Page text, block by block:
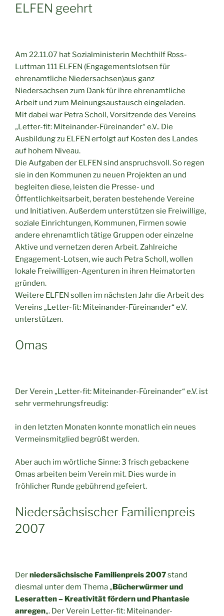
ELFEN geehrt
Am 22.11.07 hat Sozialministerin Mechthilf Ross-
Luttman 111 ELFEN (Engagementslotsen für
ehrenamtliche Niedersachsen)aus ganz
Niedersachsen zum Dank für ihre ehrenamtliche
Arbeit und zum Meinungsaustausch eingeladen.
Mit dabei war Petra Scholl, Vorsitzende des Vereins
„Letter-fit: Miteinander-Füreinander“ e.V.. Die
Ausbildung zu ELFEN erfolgt auf Kosten des Landes
auf hohem Niveau.
Die Aufgaben der ELFEN sind anspruchsvoll. So regen
sie in den Kommunen zu neuen Projekten an und
begleiten diese, leisten die Presse- und
Öffentlichkeitsarbeit, beraten bestehende Vereine
und Initiativen. Außerdem unterstützen sie Freiwillige,
soziale Einrichtungen, Kommunen, Firmen sowie
andere ehrenamtlich tätige Gruppen oder einzelne
Aktive und vernetzen deren Arbeit. Zahlreiche
Engagement-Lotsen, wie auch Petra Scholl, wollen
lokale Freiwilligen-Agenturen in ihren Heimatorten
gründen.
Weitere ELFEN sollen im nächsten Jahr die Arbeit des
Vereins „Letter-fit: Miteinander-Füreinander“ e.V.
unterstützen.
Omas
Der Verein „Letter-fit: Miteinander-Füreinander“ e.V. ist
sehr vermehrungsfreudig:
in den letzten Monaten konnte monatlich ein neues
Vermeinsmitglied begrüßt werden.
Aber auch im wörtliche Sinne: 3 frisch gebackene
Omas arbeiten beim Verein mit. Dies wurde in
fröhlicher Runde gebührend gefeiert.
Niedersächsischer Familienpreis
2007
Derniedersächsische Familienpreis 2007stand
diesmal unter dem Thema „Bücherwürmer und
Leseratten – Kreativität fördern und Phantasie
anregen„. Der Verein Letter-fit: Miteinander-